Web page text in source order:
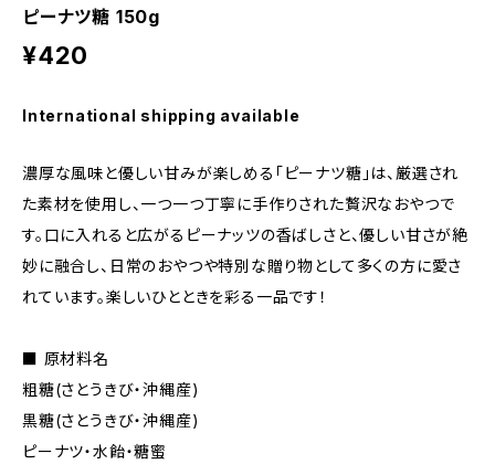
ピーナツ糖 150g
¥420
International shipping available
濃厚な風味と優しい甘みが楽しめる｢ピーナツ糖｣は、厳選され
た素材を使用し、一つ一つ丁寧に手作りされた贅沢なおやつで
す。口に入れると広がるピーナッツの香ばしさと、優しい甘さが絶
妙に融合し、日常のおやつや特別な贈り物として多くの方に愛さ
れています。楽しいひとときを彩る一品です！
■ 原材料名
粗糖(さとうきび・沖縄産)
黒糖(さとうきび・沖縄産)
ピーナツ・水飴・糖蜜